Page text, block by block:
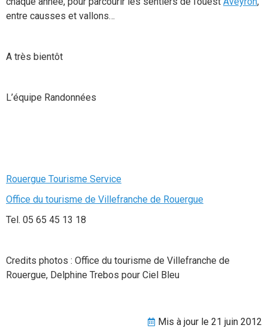
entre causses et vallons…
A très bientôt
L’équipe Randonnées
Rouergue Tourisme Service
Office du tourisme de Villefranche de Rouergue
Tel. 05 65 45 13 18
Credits photos : Office du tourisme de Villefranche de
Rouergue, Delphine Trebos pour Ciel Bleu
Mis à jour le 21 juin 2012